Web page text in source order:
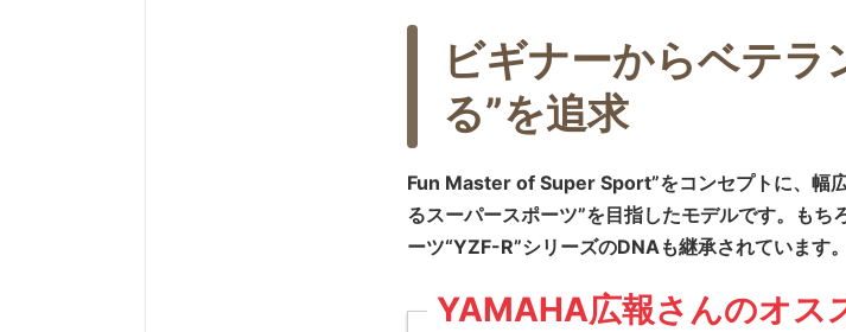
ビギナーからベテラ
る”を追求
Fun Master of Super Sport”をコンセプトに、幅
るスーパースポーツ”を目指したモデルです。も
ーツ“YZF-R”シリーズのDNAも継承されています。
YAMAHA広報さんのオス